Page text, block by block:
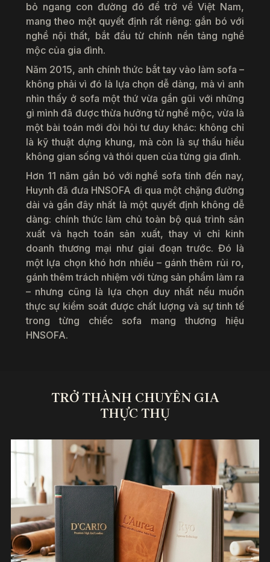
bỏ ngang con đường đó để trở về Việt Nam,
mang theo một quyết định rất riêng: gắn bó với
nghề nội thất, bắt đầu từ chính nền tảng nghề
mộc của gia đình.
Năm 2015, anh chính thức bắt tay vào làm sofa –
không phải vì đó là lựa chọn dễ dàng, mà vì anh
nhìn thấy ở sofa một thứ vừa gần gũi với những
gì mình đã được thừa hưởng từ nghề mộc, vừa là
một bài toán mới đòi hỏi tư duy khác: không chỉ
là kỹ thuật dựng khung, mà còn là sự thấu hiểu
không gian sống và thói quen của từng gia đình.
Hơn 11 năm gắn bó với nghề sofa tính đến nay,
Huynh đã đưa HNSOFA đi qua một chặng đường
dài và gần đây nhất là một quyết định không dễ
dàng: chính thức làm chủ toàn bộ quá trình sản
xuất và hạch toán sản xuất, thay vì chỉ kinh
doanh thương mại như giai đoạn trước. Đó là
một lựa chọn khó hơn nhiều – gánh thêm rủi ro,
gánh thêm trách nhiệm với từng sản phẩm làm ra
– nhưng cũng là lựa chọn duy nhất nếu muốn
thực sự kiểm soát được chất lượng và sự tinh tế
trong từng chiếc sofa mang thương hiệu
HNSOFA.
TRỞ THÀNH CHUYÊN GIA
THỰC THỤ